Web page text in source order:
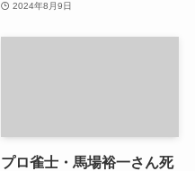
2024年8月9日
プロ雀士・馬場裕一さん死